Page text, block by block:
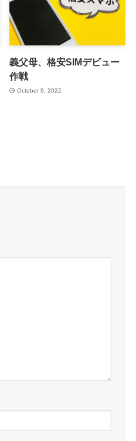
義父母、格安SIMデビュー
作戦
October 9, 2022